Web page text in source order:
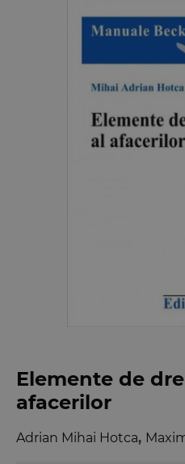
Elemente de
afacerilor
Adrian Mihai Hotca,